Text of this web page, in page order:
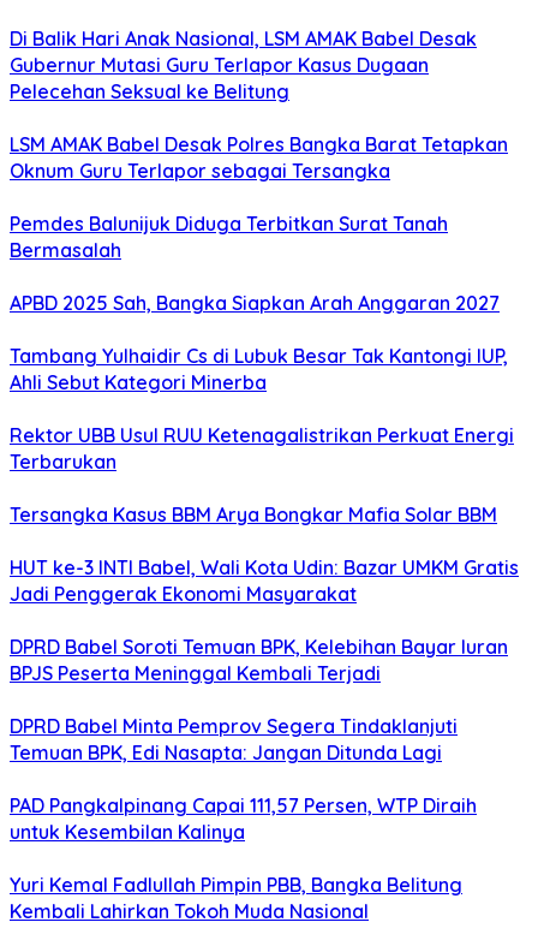
Di Balik Hari Anak Nasional, LSM AMAK Babel Desak
Gubernur Mutasi Guru Terlapor Kasus Dugaan
Pelecehan Seksual ke Belitung
LSM AMAK Babel Desak Polres Bangka Barat Tetapkan
Oknum Guru Terlapor sebagai Tersangka
Pemdes Balunijuk Diduga Terbitkan Surat Tanah
Bermasalah
APBD 2025 Sah, Bangka Siapkan Arah Anggaran 2027
Tambang Yulhaidir Cs di Lubuk Besar Tak Kantongi IUP,
Ahli Sebut Kategori Minerba
Rektor UBB Usul RUU Ketenagalistrikan Perkuat Energi
Terbarukan
Tersangka Kasus BBM Arya Bongkar Mafia Solar BBM
HUT ke-3 INTI Babel, Wali Kota Udin: Bazar UMKM Gratis
Jadi Penggerak Ekonomi Masyarakat
DPRD Babel Soroti Temuan BPK, Kelebihan Bayar Iuran
BPJS Peserta Meninggal Kembali Terjadi
DPRD Babel Minta Pemprov Segera Tindaklanjuti
Temuan BPK, Edi Nasapta: Jangan Ditunda Lagi
PAD Pangkalpinang Capai 111,57 Persen, WTP Diraih
untuk Kesembilan Kalinya
Yuri Kemal Fadlullah Pimpin PBB, Bangka Belitung
Kembali Lahirkan Tokoh Muda Nasional